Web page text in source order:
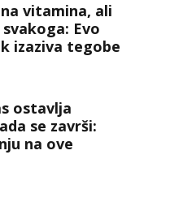
vitamina, ali
Evo
izaziva tegobe
ostavlja
se završi:
na ove